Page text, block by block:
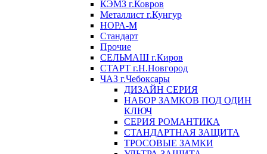
КЭМЗ г.Ковров
Металлист г.Кунгур
НОРА-М
Стандарт
Прочие
СЕЛЬМАШ г.Киров
СТАРТ г.Н.Новгород
ЧАЗ г.Чебоксары
ДИЗАЙН СЕРИЯ
НАБОР ЗАМКОВ ПОД ОДИН
КЛЮЧ
СЕРИЯ РОМАНТИКА
СТАНДАРТНАЯ ЗАЩИТА
ТРОСОВЫЕ ЗАМКИ